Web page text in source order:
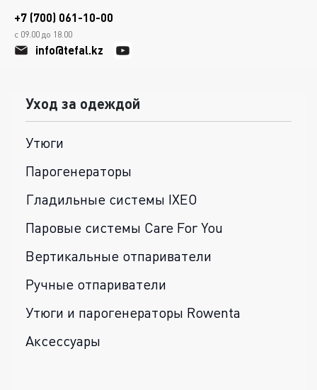
+7 (700) 061-10-00
с 09.00 до 18.00
info@tefal.kz
Уход за одеждой
Утюги
Парогенераторы
Гладильные системы IXEO
Паровые системы Care For You
Вертикальные отпариватели
Ручные отпариватели
Утюги и парогенераторы Rowenta
Аксессуары